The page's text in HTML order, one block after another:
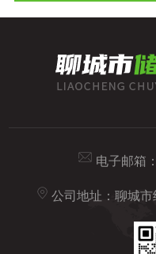
电子邮箱：
公司地址：聊城